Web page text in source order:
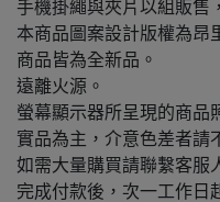
手機掛繩與夾片以組販售
本商品圖案設計版權為昂
商品皆為全新品。
遠離火源。
螢幕顯示器所呈現的商品
實品為主，介意色差者請
如需大量購買請聯繫客服
完成付款後，次一工作日